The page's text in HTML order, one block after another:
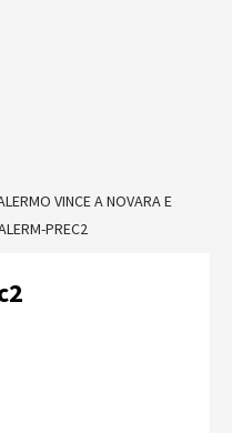
VINCE A NOVARA E
PREC2